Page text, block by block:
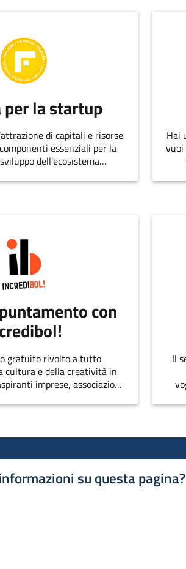
per la startup
di capitali e risorse
essenziali per la
dell’ecosistema
Hai
vuoi
con
gratuito rivolto a tutto
cultura e della creatività in
imprese, associazioni,
Il
su questa pagina?